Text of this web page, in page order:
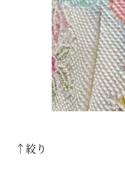
↑絞り